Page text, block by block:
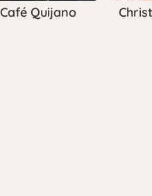
Café Quijano